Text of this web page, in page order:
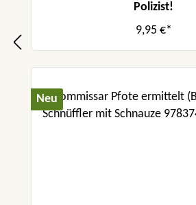
Polizist!
9,95 €*
Neu